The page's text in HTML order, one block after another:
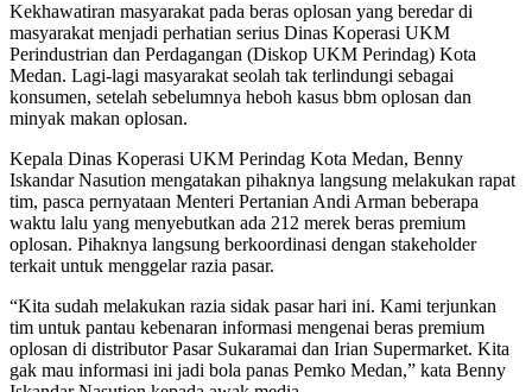
Kekhawatiran masyarakat pada beras oplosan yang beredar di
masyarakat menjadi perhatian serius Dinas Koperasi UKM
Perindustrian dan Perdagangan (Diskop UKM Perindag) Kota
Medan. Lagi-lagi masyarakat seolah tak terlindungi sebagai
konsumen, setelah sebelumnya heboh kasus bbm oplosan dan
minyak makan oplosan.
Kepala Dinas Koperasi UKM Perindag Kota Medan, Benny
Iskandar Nasution mengatakan pihaknya langsung melakukan rapat
tim, pasca pernyataan Menteri Pertanian Andi Arman beberapa
waktu lalu yang menyebutkan ada 212 merek beras premium
oplosan. Pihaknya langsung berkoordinasi dengan stakeholder
terkait untuk menggelar razia pasar.
“Kita sudah melakukan razia sidak pasar hari ini. Kami terjunkan
tim untuk pantau kebenaran informasi mengenai beras premium
oplosan di distributor Pasar Sukaramai dan Irian Supermarket. Kita
gak mau informasi ini jadi bola panas Pemko Medan,” kata Benny